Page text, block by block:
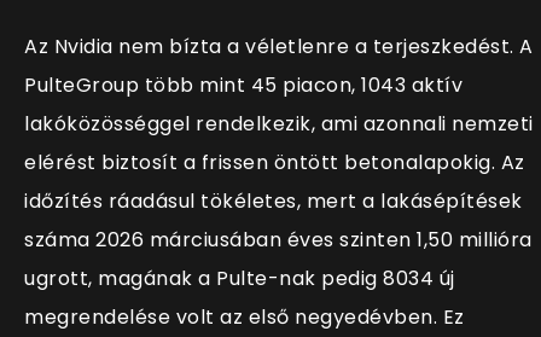
Az Nvidia nem bízta a véletlenre a terjeszkedést. A
PulteGroup több mint 45 piacon, 1043 aktív
lakóközösséggel rendelkezik, ami azonnali nemzeti
elérést biztosít a frissen öntött betonalapokig. Az
időzítés ráadásul tökéletes, mert a lakásépítések
száma 2026 márciusában éves szinten 1,50 millióra
ugrott, magának a Pulte-nak pedig 8034 új
megrendelése volt az első negyedévben. Ez